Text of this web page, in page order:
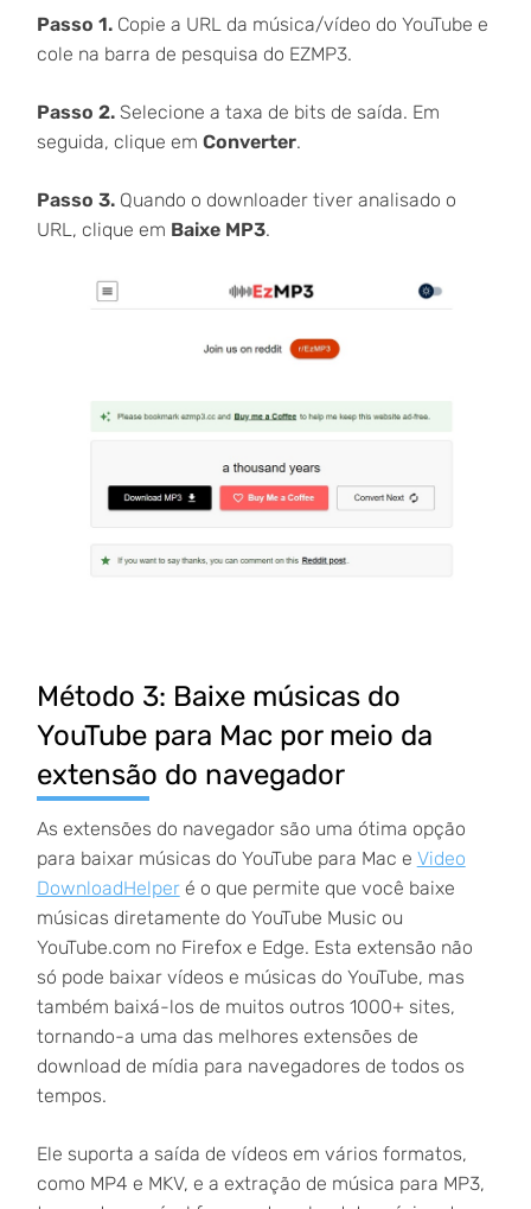
Passo 1.Copie a URL da música/vídeo do YouTube e
cole na barra de pesquisa do EZMP3.
Passo 2.Selecione a taxa de bits de saída. Em
seguida, clique em Converter.
Passo 3.Quando o downloader tiver analisado o
URL, clique em Baixe MP3.
Método 3: Baixe músicas do
YouTube para Mac por meio da
extensão do navegador
As extensões do navegador são uma ótima opção
para baixar músicas do YouTube para Mac e Video
DownloadHelperé o que permite que você baixe
músicas diretamente do YouTube Music ou
YouTube.com no Firefox e Edge. Esta extensão não
só pode baixar vídeos e músicas do YouTube, mas
também baixá-los de muitos outros 1000+ sites,
tornando-a uma das melhores extensões de
download de mídia para navegadores de todos os
tempos.
Ele suporta a saída de vídeos em vários formatos,
como MP4 e MKV, e a extração de música para MP3,